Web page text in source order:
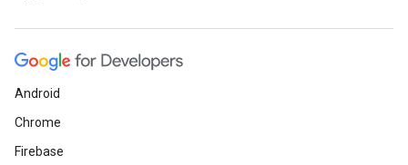
Android
Chrome
Firebase